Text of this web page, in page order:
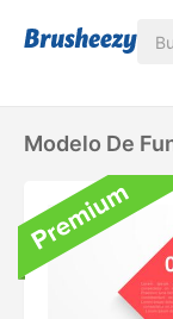
Modelo De